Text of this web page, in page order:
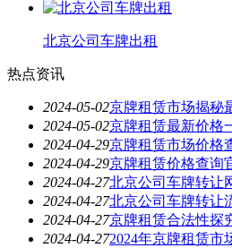
北京公司车牌出租
热点资讯
2024-05-02京牌租赁市场揭秘
2024-05-02京牌租赁最新价格
2024-04-29京牌租赁市场价格
2024-04-29京牌租赁价格查询
2024-04-27北京公司车牌转让
2024-04-27北京公司车牌转让
2024-04-27京牌租赁合法性探
2024-04-272024年京牌租赁